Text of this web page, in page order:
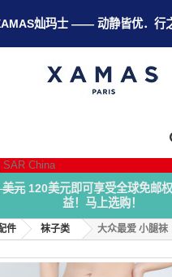
灿玛士 —— 动静皆优．行
SAR China
元120美元即可享受全球免邮权
益！马上选购！
件 袜子类 大众最爱 小腿袜